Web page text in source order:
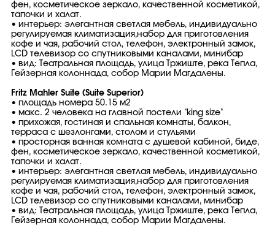
фен, косметическое зеркало, качественной косметикой,
тапочки и халат.
• интерьер: элегантная светлая мебель, индивидуально
регулируемая климатизация,набор для приготовления
кофе и чая, рабочий стол, телефон, электронный замок,
LCD телевизор со спутниковыми каналами, минибар
• вид: Театральная площадь, улица Тржиште, река Тепла,
Гейзерная колоннада, собор Марии Магдалены.
Fritz Mahler Suite (Suite Superior)
• площадь номера 50.15 м2
• макс. 2 человека на главной постели "king size"
• прихожая, гостиная и спальная комнаты, балкон,
терраса с шезлонгами, столом и стульями
• просторная ванная комната с душевой кабиной, биде,
фен, косметическое зеркало, качественной косметикой,
тапочки и халат.
• интерьер: элегантная светлая мебель, индивидуально
регулируемая климатизация,набор для приготовления
кофе и чая, рабочий стол, телефон, электронный замок,
LCD телевизор со спутниковыми каналами, минибар
• вид: Театральная площадь, улица Тржиште, река Тепла,
Гейзерная колоннада, собор Марии Магдалены.